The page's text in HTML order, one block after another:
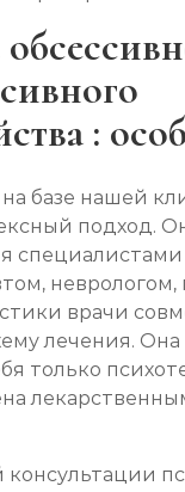
:
базе нашей
подход.
специалистами
неврологом,
врачи
лечения.
только
консультации